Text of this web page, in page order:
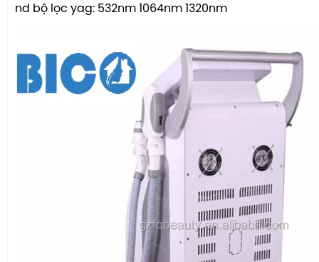
nd bộ lọc yag: 532nm 1064nm 1320nm